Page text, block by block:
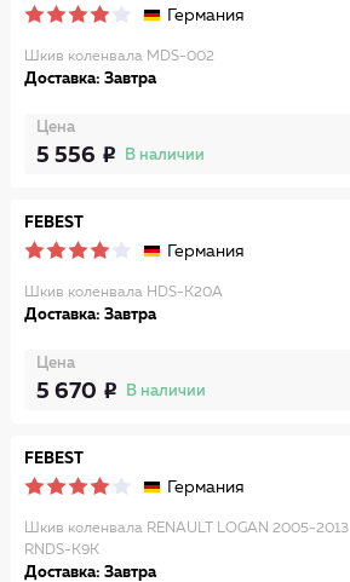
Германия
Шкив коленвала MDS-002
Доставка: Завтра
Цена
5 556 В наличии
FEBEST
Германия
Шкив коленвала HDS-K20A
Доставка: Завтра
Цена
5 670 В наличии
FEBEST
Германия
Шкив коленвала RENAULT LOGAN 2005-2013
RNDS-K9K
Доставка: Завтра